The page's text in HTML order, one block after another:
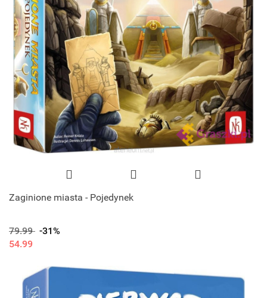
Zaginione miasta - Pojedynek
79.99 -31%
54.99